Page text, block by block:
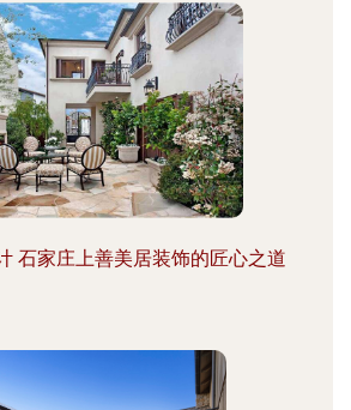
石家庄上善美居装饰的匠心之道